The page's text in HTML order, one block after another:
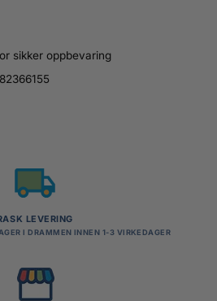
sikker oppbevaring
LEVERING
I DRAMMEN INNEN 1-3 VIRKEDAGER